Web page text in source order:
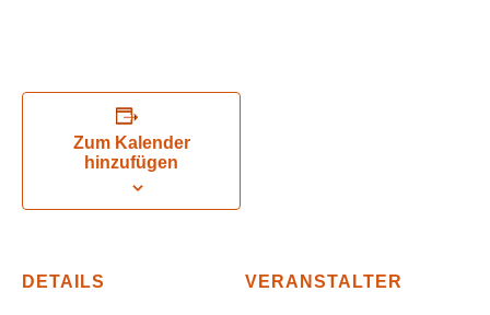
Zum Kalender
hinzufügen
DETAILS VERANSTALTER